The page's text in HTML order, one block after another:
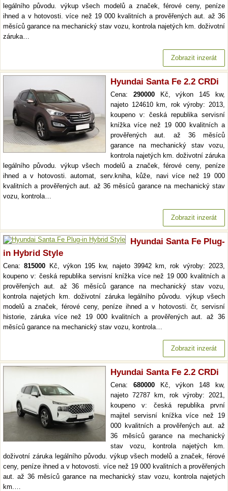
legálního původu. výkup všech modelů a značek, férové ceny, peníze
ihned a v hotovosti. více než 19 000 kvalitních a prověřených aut. až 36
měsíců garance na mechanický stav vozu, kontrola najetých km. doživotní
záruka…
Zobrazit inzerát
Hyundai Santa Fe 2.2 CRDi
Cena: 290000Kč, výkon 145 kw,
najeto 124610 km, rok výroby: 2013,
koupeno v: česká republika servisní
knížka více než 19 000 kvalitních a
prověřených aut. až 36 měsíců
garance na mechanický stav vozu,
kontrola najetých km. doživotní záruka
legálního původu. výkup všech modelů a značek, férové ceny, peníze
ihned a v hotovosti. automat, serv.kniha, kůže, navi více než 19 000
kvalitních a prověřených aut. až 36 měsíců garance na mechanický stav
vozu, kontrola…
Zobrazit inzerát
Hyundai Santa Fe Plug-
in Hybrid Style
Cena:815000 Kč, výkon 195 kw, najeto 39942 km, rok výroby: 2023,
koupeno v: česká republika servisní knížka více než 19 000 kvalitních a
prověřených aut. až 36 měsíců garance na mechanický stav vozu,
kontrola najetých km. doživotní záruka legálního původu. výkup všech
modelů a značek, férové ceny, peníze ihned a v hotovosti. čr, servisní
historie, záruka více než 19 000 kvalitních a prověřených aut. až 36
měsíců garance na mechanický stav vozu, kontrola…
Zobrazit inzerát
Hyundai Santa Fe 2.2 CRDi
Cena: 680000Kč, výkon 148 kw,
najeto 72787 km, rok výroby: 2021,
koupeno v: česká republika první
majitel servisní knížka více než 19
000 kvalitních a prověřených aut. až
36 měsíců garance na mechanický
stav vozu, kontrola najetých km.
doživotní záruka legálního původu. výkup všech modelů a značek, férové
ceny, peníze ihned a v hotovosti. více než 19 000 kvalitních a prověřených
aut. až 36 měsíců garance na mechanický stav vozu, kontrola najetých
km.…